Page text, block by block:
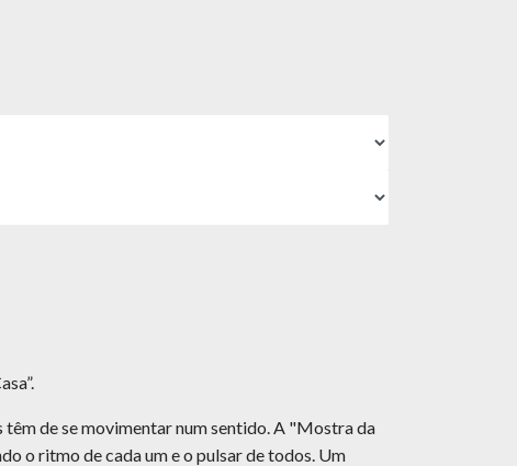
têm de se movimentar num sentido. A "Mostra da
o ritmo de cada um e o pulsar de todos. Um